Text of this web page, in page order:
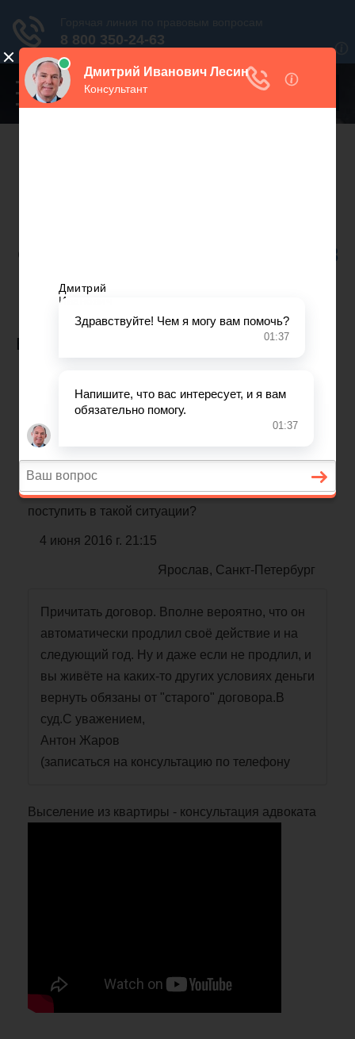
Переключатель
навигации
Санкт-Петербург
+7 812 467 34 68
ВЛАДЕЛЕЦ КВАРТИРЫ
Добрый день!Владелец квартиры отказывается
возвращать внесенный залог за съемную
квартиру. Мотивирует договором, действие
которого закончилось полгода назад. Последние
полгода жилибез договора. Как грамотнее
поступить в такой ситуации?
4 июня 2016 г. 21:15
Ярослав, Санкт-Петербург
Причитать договор. Вполне вероятно, что он
автоматически продлил своё действие и на
следующий год. Ну и даже если не продлил, и
вы живёте на каких-то других условиях деньги
вернуть обязаны от "старого" договора.В
суд.С уважением,
Антон Жаров
(записаться на консультацию по телефону
Выселение из квартиры - консультация адвоката